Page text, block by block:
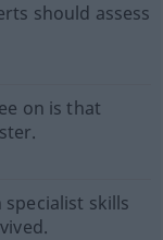
should assess
on is that
skills